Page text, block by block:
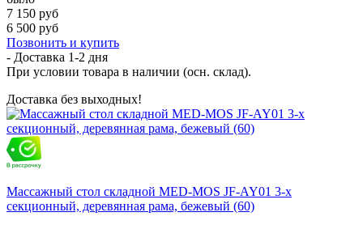
7 150 руб
6 500 руб
Позвонить и купить
- Доставка 1-2 дня
При условии товара в наличии (осн. склад).
Доставка без выходных!
Массажный стол складной MED-MOS JF-AY01 3-х
секционный, деревянная рама, бежевый (60)